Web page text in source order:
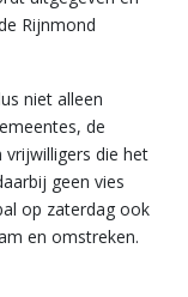
Rijnmond
niet alleen
de
die het
geen vies
op zaterdag ook
en omstreken.